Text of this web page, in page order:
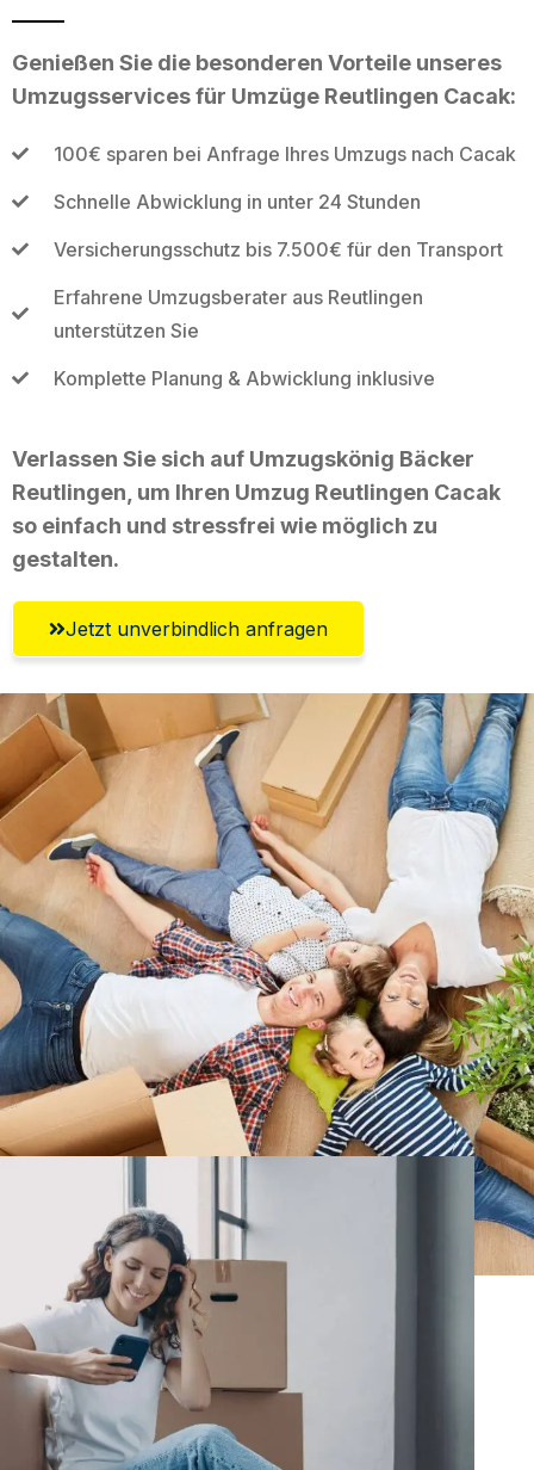
Genießen Sie die besonderen Vorteile unseres
Umzugsservices für Umzüge Reutlingen Cacak:
100€ sparen bei Anfrage Ihres Umzugs nach Cacak
Schnelle Abwicklung in unter 24 Stunden
Versicherungsschutz bis 7.500€ für den Transport
Erfahrene Umzugsberater aus Reutlingen
unterstützen Sie
Komplette Planung & Abwicklung inklusive
Verlassen Sie sich auf Umzugskönig Bäcker
Reutlingen, um Ihren Umzug Reutlingen Cacak
so einfach und stressfrei wie möglich zu
gestalten.
Jetzt unverbindlich anfragen